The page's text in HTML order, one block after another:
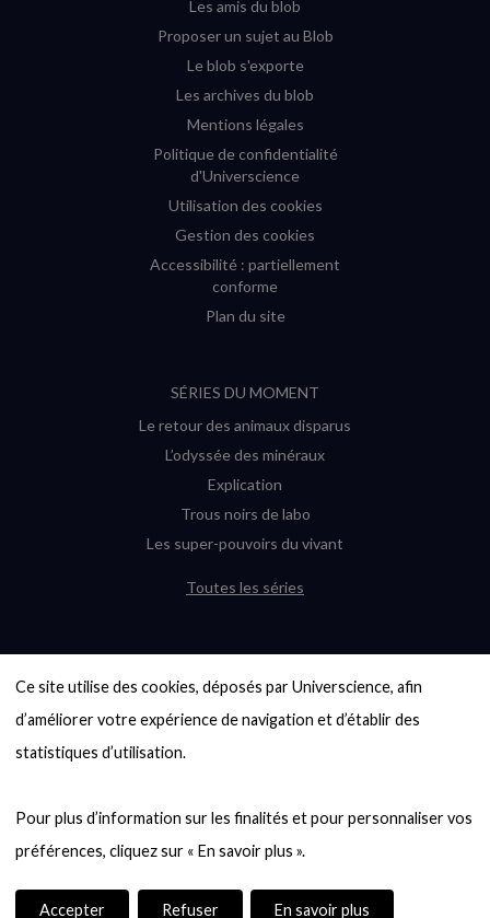
Ce site utilise des cookies, déposés par Universcience, afin
d’améliorer votre expérience de navigation et d’établir des
statistiques d’utilisation.
Pour plus d’information sur les finalités et pour personnaliser vos
Accepter Refuser En savoir plus
Les amis du blob
Proposer un sujet au Blob
Le blob s'exporte
Les archives du blob
Mentions légales
Politique de confidentialité
d'Universcience
Utilisation des cookies
Gestion des cookies
Accessibilité : partiellement
conforme
Plan du site
SÉRIES DU MOMENT
Le retour des animaux disparus
L’odyssée des minéraux
Explication
Trous noirs de labo
Les super-pouvoirs du vivant
Toutes les séries
6000 exoplanètes, et pas de « Terre »
en vue ?
Quel avenir pour les cryptos ?
Entre mathématiques et politique : la
quête d’un vote équitable
casse-tête